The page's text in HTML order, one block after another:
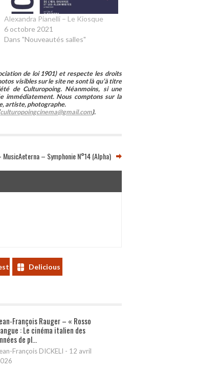
Alexandra Pianelli – Le Kiosque
6 octobre 2021
Dans "Nouveautés salles"
de loi 1901) et respecte les droits
visibles sur le site ne sont là qu’à titre
de Culturopoing. Néanmoins, si une
immédiatement. Nous comptons sur la
artiste, photographe.
culturopoingcinema@gmail.com).
– Symphonie N°14 (Alpha)
Delicious
François Rauger – « Rosso
: Le cinéma italien des
de pl...
François DICKELI - 12 avril